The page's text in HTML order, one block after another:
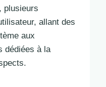
plusieurs
allant des
aux
dédiées à la